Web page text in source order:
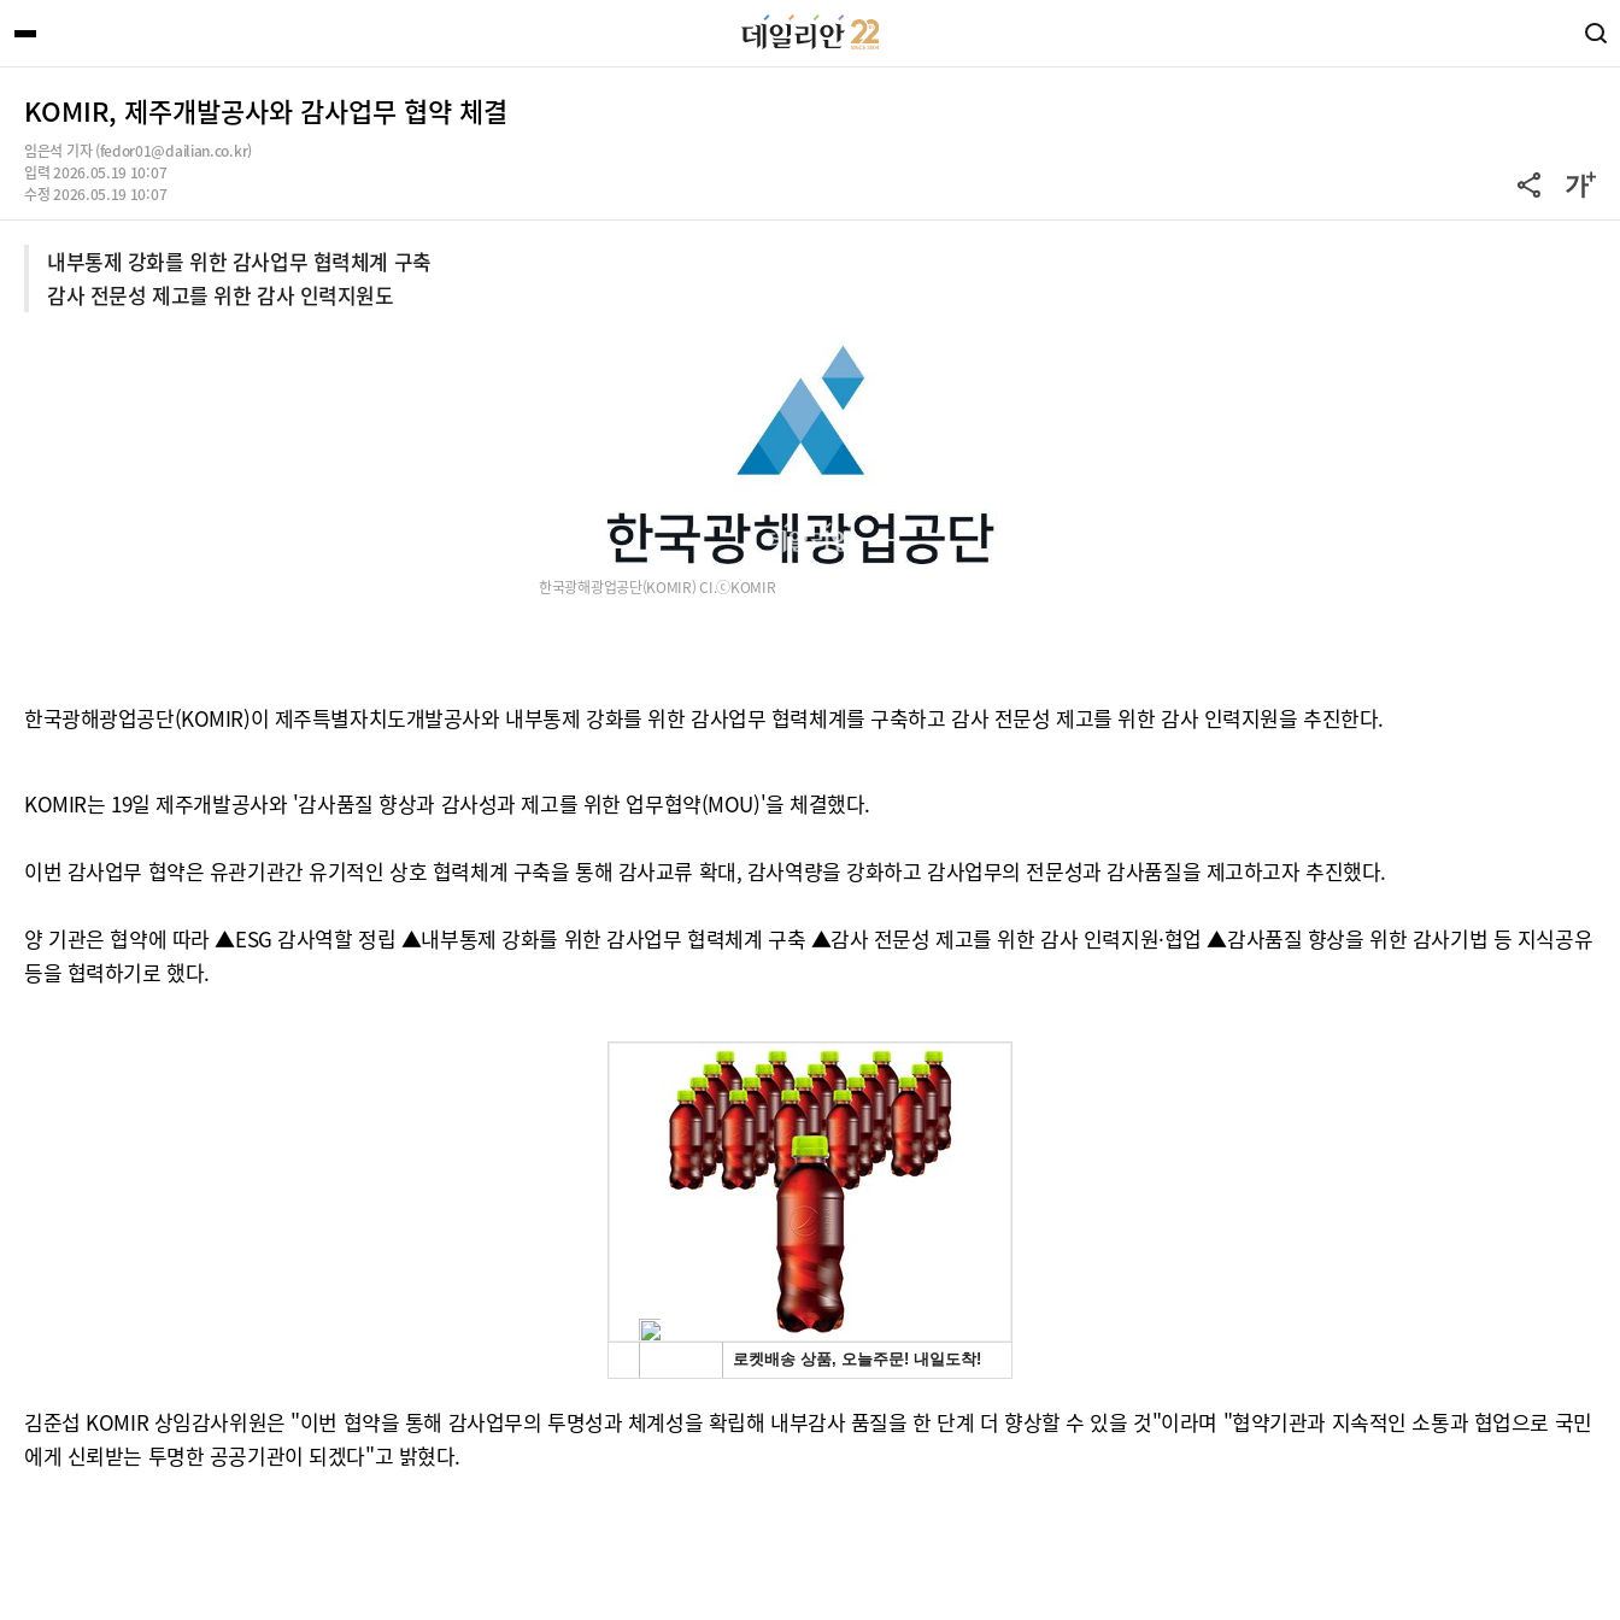
KOMIR, 제주개발공사와 감사업무 협약 체결
임은석 기자 (fedor01@dailian.co.kr)
입력 2026.05.19 10:07
수정 2026.05.19 10:07
내부통제 강화를 위한 감사업무 협력체계 구축
감사 전문성 제고를 위한 감사 인력지원도
한국광해광업공단(KOMIR) CI.ⓒKOMIR
한국광해광업공단(KOMIR)이 제주특별자치도개발공사와 내부통제 강화를 위한 감사업무 협력체계를 구축하고 감사 전문성 제고를 위한 감사 인력지원을 추진한다.
KOMIR는 19일 제주개발공사와 '감사품질 향상과 감사성과 제고를 위한 업무협약(MOU)'을 체결했다.
이번 감사업무 협약은 유관기관간 유기적인 상호 협력체계 구축을 통해 감사교류 확대, 감사역량을 강화하고 감사업무의 전문성과 감사품질을 제고하고자 추진했다.
양 기관은 협약에 따라 ▲ESG 감사역할 정립 ▲내부통제 강화를 위한 감사업무 협력체계 구축 ▲감사 전문성 제고를 위한 감사 인력지원·협업 ▲감사품질 향상을 위한 감사기법 등 지식공유
등을 협력하기로 했다.
김준섭 KOMIR 상임감사위원은 "이번 협약을 통해 감사업무의 투명성과 체계성을 확립해 내부감사 품질을 한 단계 더 향상할 수 있을 것"이라며 "협약기관과 지속적인 소통과 협업으로 국민
에게 신뢰받는 투명한 공공기관이 되겠다"고 밝혔다.